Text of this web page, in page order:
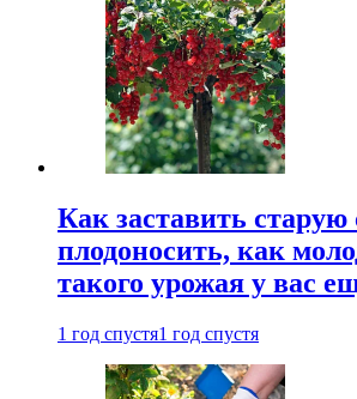
Как заставить старую
плодоносить, как
такого урожая у вас
1 год спустя1 год спустя